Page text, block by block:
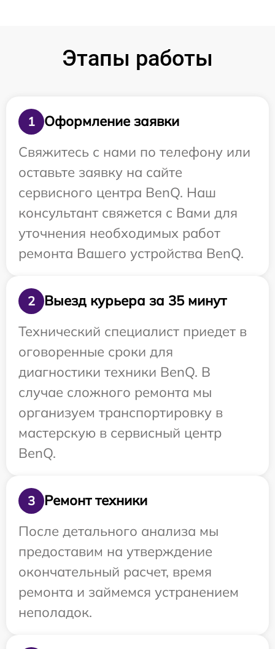
Этапы работы
1
Оформление заявки
Свяжитесь с нами по телефону или
оставьте заявку на сайте
сервисного центра BenQ. Наш
консультант свяжется с Вами для
уточнения необходимых работ
ремонта Вашего устройства BenQ.
2
Выезд курьера за 35 минут
Технический специалист приедет в
оговоренные сроки для
диагностики техники BenQ. В
случае сложного ремонта мы
организуем транспортировку в
мастерскую в сервисный центр
BenQ.
3
Ремонт техники
После детального анализа мы
предоставим на утверждение
окончательный расчет, время
ремонта и займемся устранением
неполадок.